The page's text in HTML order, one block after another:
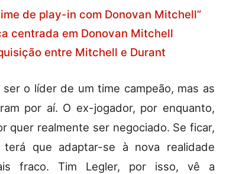
de play-in com Donovan Mitchell”
centrada em Donovan Mitchell
entre Mitchell e Durant
o líder de um time campeão, mas as
por aí. O ex-jogador, por enquanto,
quer realmente ser negociado. Se ficar,
que adaptar-se à nova realidade
fraco. Tim Legler, por isso, vê a